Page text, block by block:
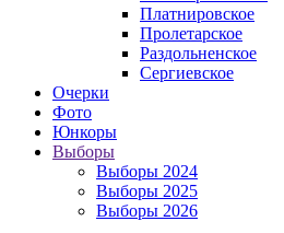
Платнировское
Пролетарское
Раздольненское
Сергиевское
Очерки
Фото
Юнкоры
Выборы
Выборы 2024
Выборы 2025
Выборы 2026